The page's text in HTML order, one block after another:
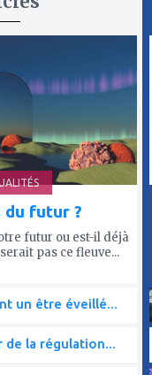
du futur ?
futur ou est-il déjà
pas ce fleuve...
un être éveillé...
de la régulation...